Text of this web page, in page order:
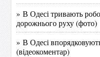
» В Одесі тривають
дорожнього руху (фото)
» В Одесі
(відеокоментар)